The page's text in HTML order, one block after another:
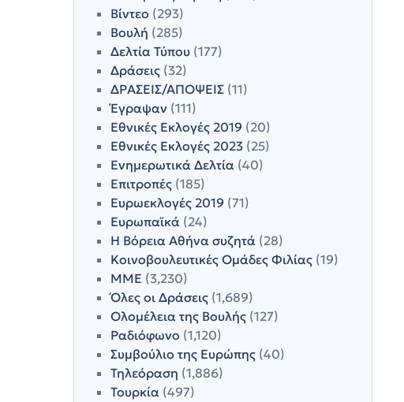
Βίντεο (293)
Βουλή (285)
Δελτία Τύπου(177)
Δράσεις(32)
ΔΡΑΣΕΙΣ/ΑΠΟΨΕΙΣ(11)
Έγραψαν (111)
Εθνικές Εκλογές 2019 (20)
Εθνικές Εκλογές 2023(25)
Ενημερωτικά Δελτία(40)
Επιτροπές(185)
Ευρωεκλογές 2019 (71)
Ευρωπαϊκά(24)
Η Βόρεια Αθήνα συζητά(28)
Κοινοβουλευτικές Ομάδες Φιλίας(19)
ΜΜΕ (3,230)
Όλες οι Δράσεις(1,689)
Ολομέλεια της Βουλής(127)
Ραδιόφωνο (1,120)
Συμβούλιο της Ευρώπης(40)
Τηλεόραση (1,886)
Τουρκία(497)